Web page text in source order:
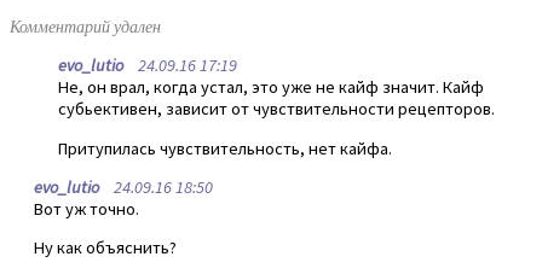
Комментарий удален
evo_lutio24.09.16 17:19
Не, он врал, когда устал, это уже не кайф значит. Кайф
субьективен, зависит от чувствительности рецепторов.
Притупилась чувствительность, нет кайфа.
evo_lutio24.09.16 18:50
Вот уж точно.
Ну как объяснить?